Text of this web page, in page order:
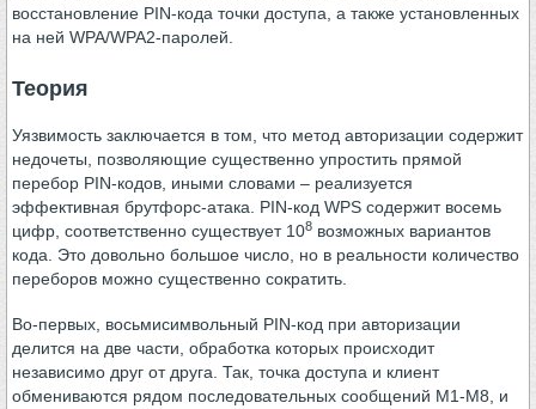
восстановление PIN-кода точки доступа, а также установленных
на ней WPA/WPA2-паролей.
Теория
Уязвимость заключается в том, что метод авторизации содержит
недочеты, позволяющие существенно упростить прямой
перебор PIN-кодов, иными словами – реализуется
эффективная брутфорс-атака. PIN-код WPS содержит восемь
цифр, соответственно существует 108 возможных вариантов
кода. Это довольно большое число, но в реальности количество
переборов можно существенно сократить.
Во-первых, восьмисимвольный PIN-код при авторизации
делится на две части, обработка которых происходит
независимо друг от друга. Так, точка доступа и клиент
обмениваются рядом последовательных сообщений М1-М8, и